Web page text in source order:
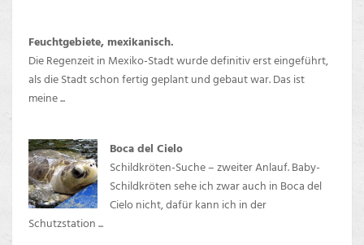
Feuchtgebiete, mexikanisch.
Die Regenzeit in Mexiko-Stadt wurde definitiv erst eingeführt,
als die Stadt schon fertig geplant und gebaut war. Das ist
meine ...
Boca del Cielo
Schildkröten-Suche – zweiter Anlauf. Baby-
Schildkröten sehe ich zwar auch in Boca del
Cielo nicht, dafür kann ich in der
Schutzstation ...